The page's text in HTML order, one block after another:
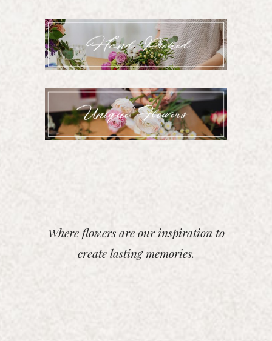
Where flowers are our inspiration to
create lasting memories.